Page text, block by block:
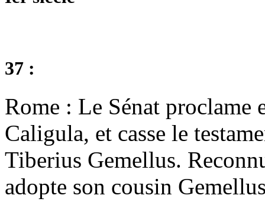
37 :
Rome : Le Sénat proclame
Caligula, et casse le
Tiberius Gemellus.
adopte son cousin